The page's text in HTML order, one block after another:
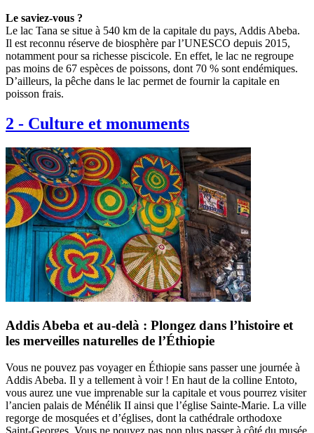
Le saviez-vous ?
Le lac Tana se situe à 540 km de la capitale du pays, Addis Abeba.
Il est reconnu réserve de biosphère par l’UNESCO depuis 2015,
notamment pour sa richesse piscicole. En effet, le lac ne regroupe
pas moins de 67 espèces de poissons, dont 70 % sont endémiques.
D’ailleurs, la pêche dans le lac permet de fournir la capitale en
poisson frais.
2 - Culture et monuments
Addis Abeba et au-delà : Plongez dans l’histoire et
les merveilles naturelles de l’Éthiopie
Vous ne pouvez pas voyager en Éthiopie sans passer une journée à
Addis Abeba. Il y a tellement à voir ! En haut de la colline Entoto,
vous aurez une vue imprenable sur la capitale et vous pourrez visiter
l’ancien palais de Ménélik II ainsi que l’église Sainte-Marie. La ville
regorge de mosquées et d’églises, dont la cathédrale orthodoxe